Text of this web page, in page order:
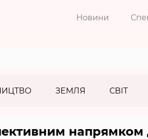
Новини
ЗЕМЛЯ СВІТ
напрямком